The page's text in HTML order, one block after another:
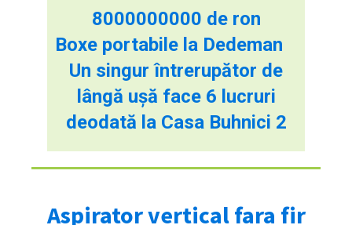
8000000000 de ron
Boxe portabile la Dedeman
Un singur întrerupător de
lângă ușă face 6 lucruri
deodată la Casa Buhnici 2